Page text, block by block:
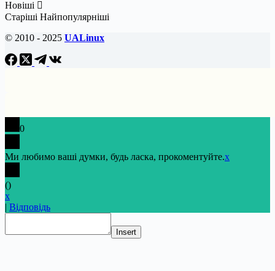
Новіші
Старіші Найпопулярніші
© 2010 - 2025 UALinux
0
Ми любимо ваші думки, будь ласка, прокоментуйте.x
()
x
| Відповідь
Insert